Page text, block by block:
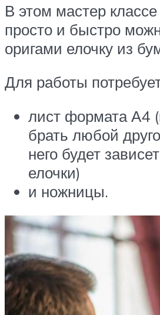
В этом мастер
просто и быстро
оригами елочку из
Для работы
лист формата А4
брать любой
него будет
елочки)
и ножницы.